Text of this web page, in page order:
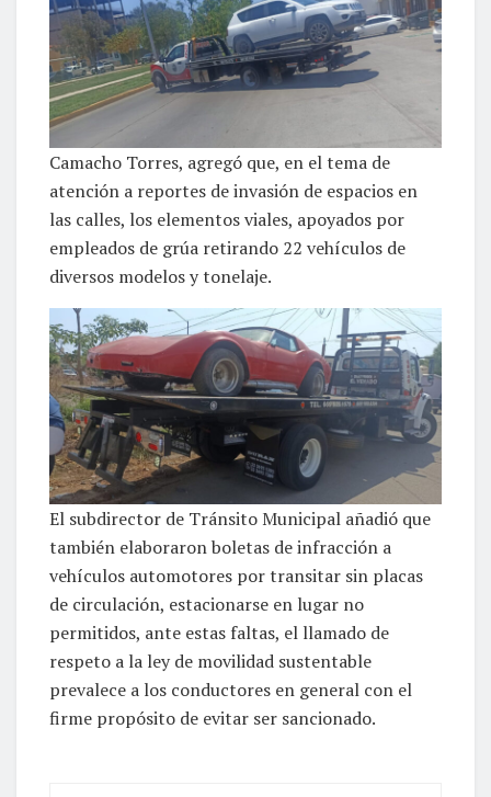
Camacho Torres, agregó que, en el tema de
atención a reportes de invasión de espacios en
las calles, los elementos viales, apoyados por
empleados de grúa retirando 22 vehículos de
diversos modelos y tonelaje.
El subdirector de Tránsito Municipal añadió que
también elaboraron boletas de infracción a
vehículos automotores por transitar sin placas
de circulación, estacionarse en lugar no
permitidos, ante estas faltas, el llamado de
respeto a la ley de movilidad sustentable
prevalece a los conductores en general con el
firme propósito de evitar ser sancionado.